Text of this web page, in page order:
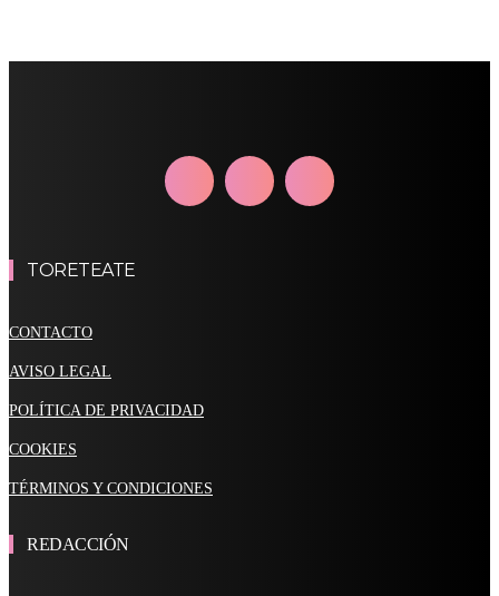
TORETEATE
CONTACTO
AVISO LEGAL
POLÍTICA DE PRIVACIDAD
COOKIES
TÉRMINOS Y CONDICIONES
REDACCIÓN